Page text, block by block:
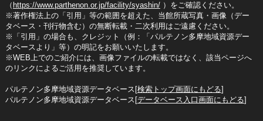
（ https://www.parthenon.or.jp/facility/syashin/）をご確認ください。
※著作権法上の「引用」等の範囲を超えた、当館所蔵写真・画像（デー
タベース・刊行物含む）の無断転載・二次利用はご遠慮ください。
※「引用」の場合も、クレジット（例：「パルテノン多摩地域資源デー
タベースより」等）の明記をお願いいたします。
※WEB上でのご紹介には、画像ファイルの転載ではなく、該当ページへ
のリンクによるご活用を推奨しています。
パルテノン多摩地域資源データベース[検索トップ画面にもどる]
パルテノン多摩地域資源データベース[データベース入口画面にもどる]